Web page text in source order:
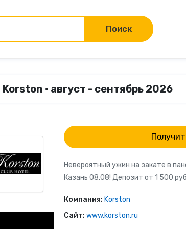
образование
Хобби
страхование
Поиск
• август - сентябрь 2026
Невероятный ужин на закате в
Казань 08.08! Депозит от 1 500
Компания: Korston
Сайт: www.korston.ru